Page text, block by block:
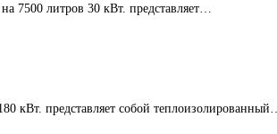
7500 литров 30 кВт. представляет…
кВт. представляет собой теплоизолированный…